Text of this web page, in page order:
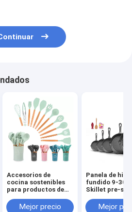
Accesorios de
cocina sostenibles
para productos de
personalizado Peso
Mejor precio
Panela de
fundido 9-
Skillet pre-
de cocina al
Mejor